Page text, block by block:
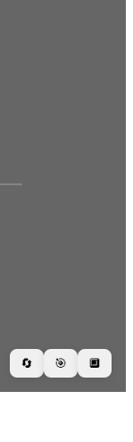
🔄 🎯 🔲